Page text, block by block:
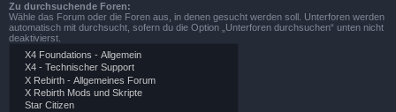
Zu durchsuchende Foren:
Wähle das Forum oder die Foren aus, in denen gesucht werden soll. Unterforen werden
automatisch mit durchsucht, sofern du die Option „Unterforen durchsuchen“ unten nicht
deaktivierst.